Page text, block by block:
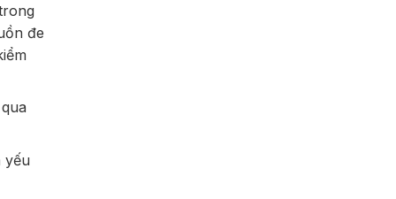
đe
yếu